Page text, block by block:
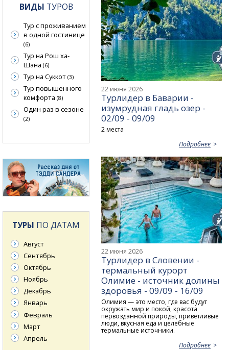
22 июня 2026
Турлидер в Баварии -
изумрудная гладь озер -
02/09 - 09/09
2 места
Подробнее
22 июня 2026
Турлидер в Словении -
термальный курорт
Олимие - источник долины
здоровья - 09/09 - 16/09
Олимия — это место, где вас будут
окружать мир и покой, красота
первозданной природы, приветливые
люди, вкусная еда и целебные
термальные источники.
Подробнее
ВИДЫ ТУРОВ
Тур с проживанием
в одной гостинице
(6)
Тур на Рош ха-
Шана (6)
Тур на Суккот (3)
Тур повышенного
комфорта (8)
Один раз в сезоне
(2)
ТУРЫ ПО ДАТАМ
Август
Сентябрь
Октябрь
Ноябрь
Декабрь
Январь
Февраль
Март
Апрель